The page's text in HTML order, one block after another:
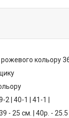
рожевого кольору
2 | 40-1 | 41-1 |
- 25 см. | 40р. - 25.5